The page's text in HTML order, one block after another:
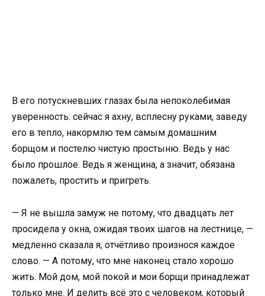
В его потускневших глазах была непоколебимая
уверенность: сейчас я ахну, всплесну руками, заведу
его в тепло, накормлю тем самым домашним
борщом и постелю чистую простыню. Ведь у нас
было прошлое. Ведь я женщина, а значит, обязана
пожалеть, простить и пригреть.
— Я не вышла замуж не потому, что двадцать лет
просидела у окна, ожидая твоих шагов на лестнице, —
медленно сказала я, отчётливо произнося каждое
слово. — А потому, что мне наконец стало хорошо
жить. Мой дом, мой покой и мои борщи принадлежат
только мне. И делить всё это с человеком, который